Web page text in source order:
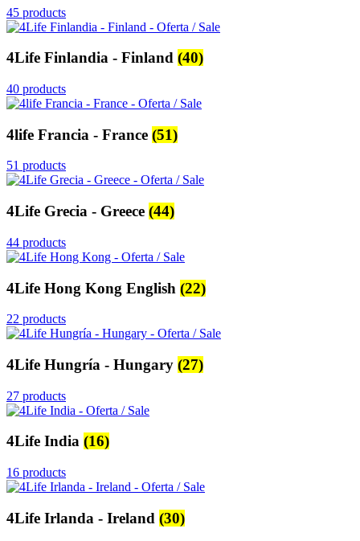
45 products
4Life Finlandia - Finland (40)
40 products
4life Francia - France (51)
51 products
4Life Grecia - Greece (44)
44 products
4Life Hong Kong English (22)
22 products
4Life Hungría - Hungary (27)
27 products
4Life India (16)
16 products
4Life Irlanda - Ireland (30)